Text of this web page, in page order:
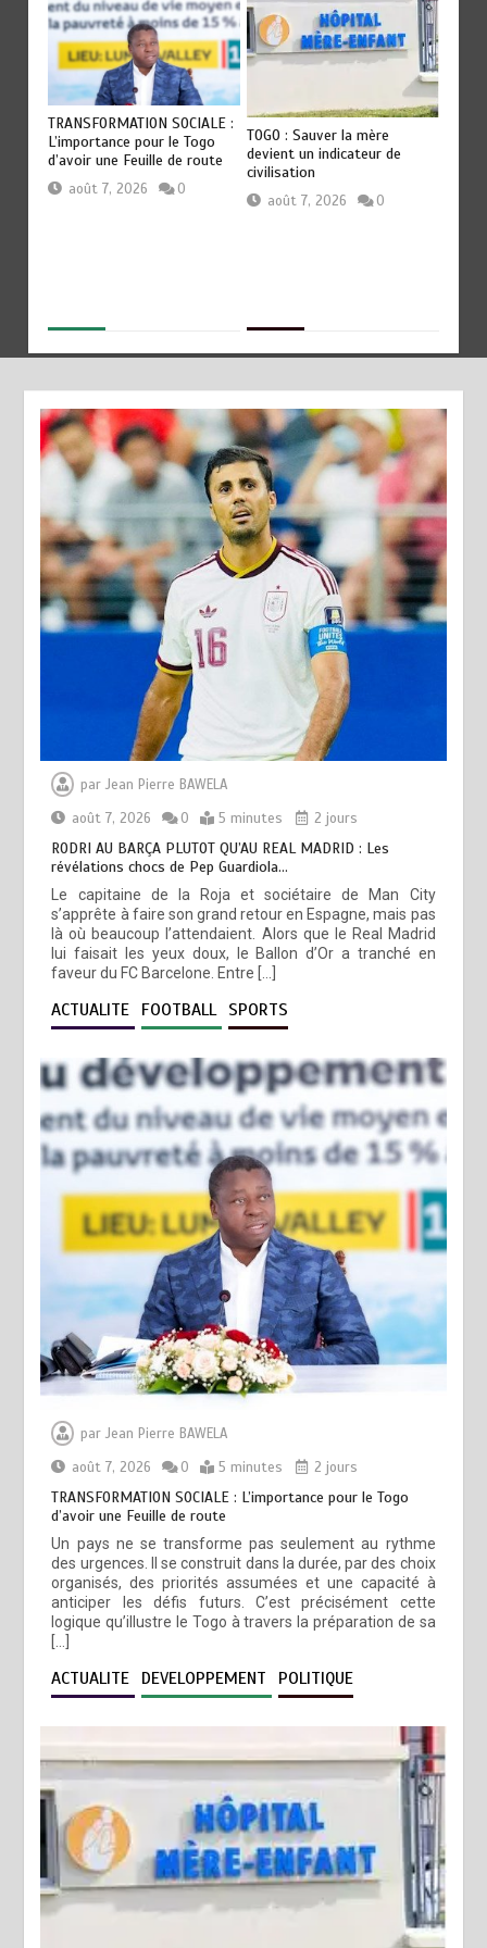
TRANSFORMATION SOCIALE :
L’importance pour le Togo
d’avoir une Feuille de route
août 7, 2026 0
TOGO : Sauver la mère
devient un indicateur de
civilisation
août 7, 2026 0
parJean Pierre BAWELA
août 7, 2026
0 5 minutes 2 jours
RODRI AU BARÇA PLUTOT QU’AU REAL MADRID : Les
révélations chocs de Pep Guardiola…
Le capitaine de la Roja et sociétaire de Man City
s’apprête à faire son grand retour en Espagne, mais pas
là où beaucoup l’attendaient. Alors que le Real Madrid
lui faisait les yeux doux, le Ballon d’Or a tranché en
faveur du FC Barcelone. Entre […]
ACTUALITE FOOTBALL SPORTS
parJean Pierre BAWELA
août 7, 2026
0 5 minutes 2 jours
TRANSFORMATION SOCIALE : L’importance pour le Togo
d’avoir une Feuille de route
Un pays ne se transforme pas seulement au rythme
des urgences. Il se construit dans la durée, par des choix
organisés, des priorités assumées et une capacité à
anticiper les défis futurs. C’est précisément cette
logique qu’illustre le Togo à travers la préparation de sa
[…]
ACTUALITE DEVELOPPEMENT POLITIQUE